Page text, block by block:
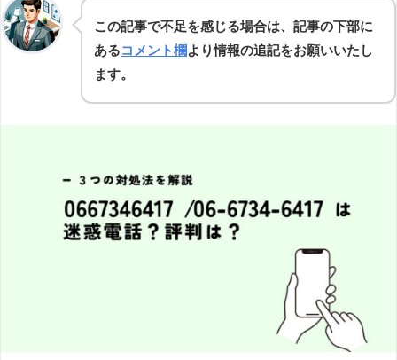
この記事で不足を感じる場合は、記事の下部に
あるコメント欄より情報の追記をお願いいたし
ます。